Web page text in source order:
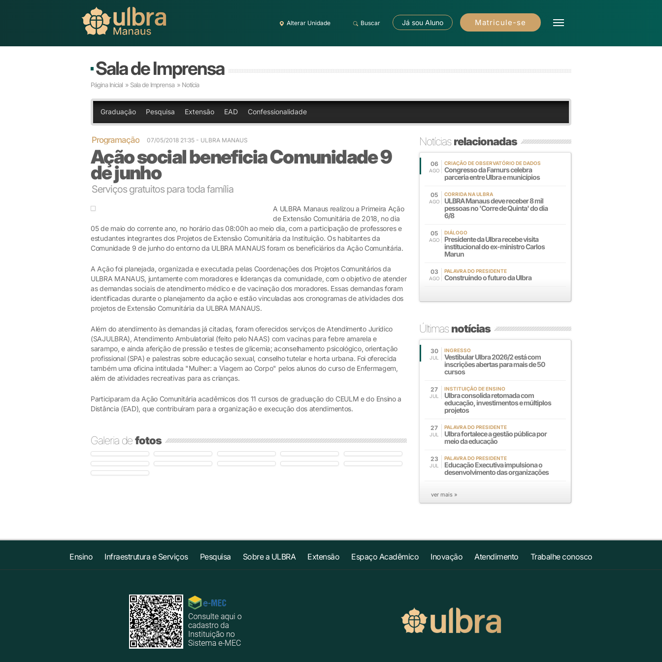
Alterar Unidade Buscar Já sou Aluno Matricule-se
Sala de Imprensa
Página Inicial » Sala de Imprensa » Notícia
Graduação Pesquisa Extensão EAD Confessionalidade
Programação 07/05/2018 21:35 - ULBRA MANAUS
Ação social beneficia Comunidade 9
de junho
Serviços gratuitos para toda família
A ULBRA Manaus realizou a Primeira Ação
de Extensão Comunitária de 2018, no dia
05 de maio do corrente ano, no horário das 08:00h ao meio dia, com a participação de professores e
estudantes integrantes dos Projetos de Extensão Comunitária da Instituição. Os habitantes da
Comunidade 9 de junho do entorno da ULBRA MANAUS foram os beneficiários da Ação Comunitária.
A Ação foi planejada, organizada e executada pelas Coordenações dos Projetos Comunitários da
ULBRA MANAUS, juntamente com moradores e lideranças da comunidade, com o objetivo de atender
as demandas sociais de atendimento médico e de vacinação dos moradores. Essas demandas foram
identificadas durante o planejamento da ação e estão vinculadas aos cronogramas de atividades dos
projetos de Extensão Comunitária da ULBRA MANAUS.
Além do atendimento às demandas já citadas, foram oferecidos serviços de Atendimento Jurídico
(SAJULBRA), Atendimento Ambulatorial (feito pelo NAAS) com vacinas para febre amarela e
sarampo, e ainda aferição de pressão e testes de glicemia; aconselhamento psicológico, orientação
profissional (SPA) e palestras sobre educação sexual, conselho tutelar e horta urbana. Foi oferecida
também uma oficina intitulada "Mulher: a Viagem ao Corpo" pelos alunos do curso de Enfermagem,
além de atividades recreativas para as crianças.
Participaram da Ação Comunitária acadêmicos dos 11 cursos de graduação do CEULM e do Ensino a
Distância (EAD), que contribuíram para a organização e execução dos atendimentos.
Galeria defotos
Notíciasrelacionadas
06
AGO
CRIAÇÃO DE OBSERVATÓRIO DE DADOS
Congresso da Famurs celebra
parceria entre Ulbra e municípios
05
AGO
CORRIDA NA ULBRA
ULBRA Manaus deve receber 8 mil
pessoas no 'Corre de Quinta' do dia
6/8
05
AGO
DIÁLOGO
Presidente da Ulbra recebe visita
institucional do ex-ministro Carlos
Marun
03
AGO
PALAVRA DO PRESIDENTE
Construindo o futuro da Ulbra
Últimasnotícias
30
JUL
INGRESSO
Vestibular Ulbra 2026/2 está com
inscrições abertas para mais de 50
cursos
27
JUL
INSTITUIÇÃO DE ENSINO
Ulbra consolida retomada com
educação, investimentos e múltiplos
projetos
27
JUL
PALAVRA DO PRESIDENTE
Ulbra fortalece a gestão pública por
meio da educação
23
JUL
PALAVRA DO PRESIDENTE
Educação Executiva impulsiona o
desenvolvimento das organizações
ver mais »
Ensino Infraestrutura e Serviços Pesquisa Sobre a ULBRA Extensão Espaço Acadêmico Inovação Atendimento Trabalhe conosco